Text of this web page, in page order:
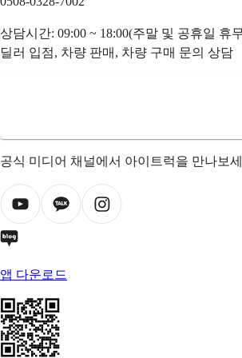
상담시간: 09:00 ~ 18:00(주말 및 공휴일 휴
딜러 입점, 차량 판매, 차량 구매 문의 상담
공식 미디어 채널에서 아이트럭을 만나보
앱 다운로드